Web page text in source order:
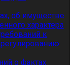
об имуществе
характера
к
о фактах